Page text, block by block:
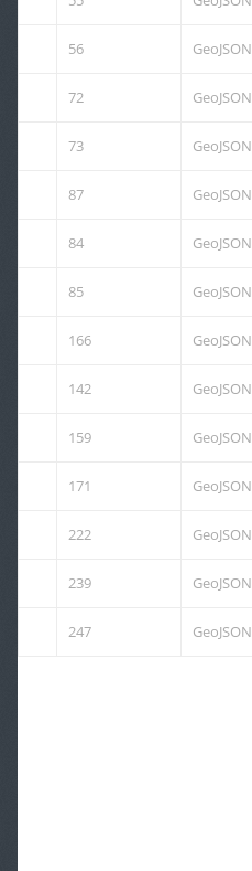
56 GeoJSON
72 GeoJSON
73 GeoJSON
87 GeoJSON
84 GeoJSON
85 GeoJSON
166 GeoJSON
142 GeoJSON
159 GeoJSON
171 GeoJSON
222 GeoJSON
239 GeoJSON
247 GeoJSON